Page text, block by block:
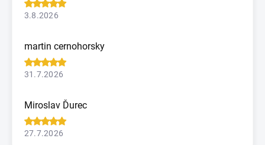
3.8.2026
martin cernohorsky
31.7.2026
Miroslav Ďurec
27.7.2026